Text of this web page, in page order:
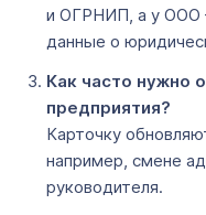
и ОГРНИП, а у ООО
данные о
Как часто нужно
предприятия?
Карточку
например, смене
руководителя.